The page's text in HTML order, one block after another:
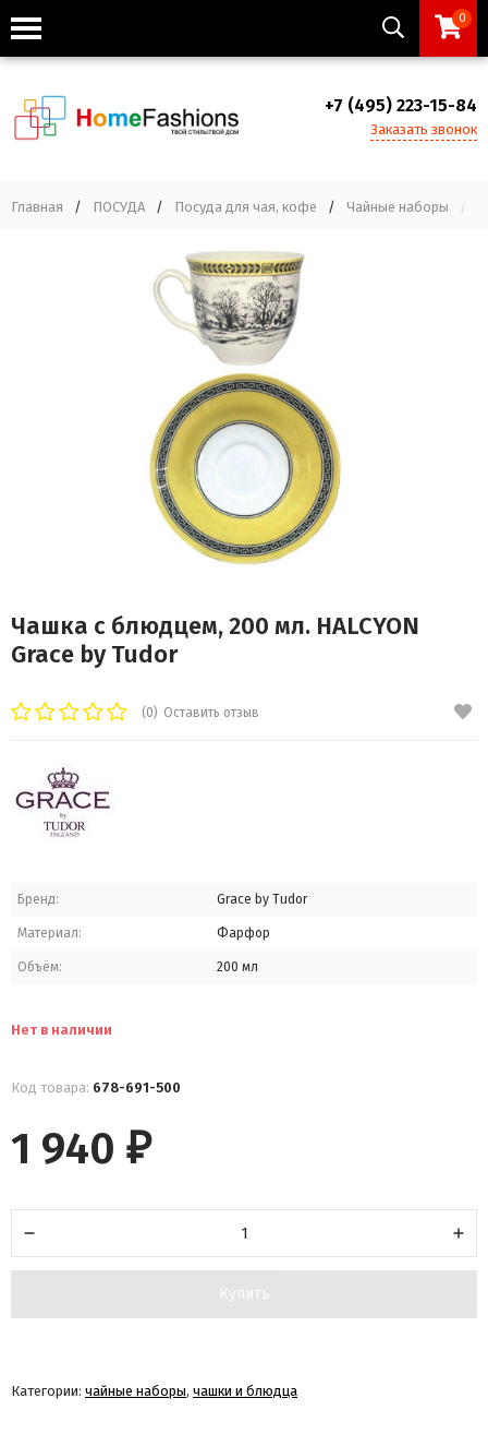
0
+7 (495) 223-15-84
Заказать звонок
Главная / ПОСУДА / Посуда для чая, кофе / Чайные наборы /
Чашка с блюдцем, 200 мл. HALCYON
Grace by Tudor
(0) Оставить отзыв
Бренд: Grace by Tudor
Материал: Фарфор
Объём: 200 мл
Нет в наличии
Код товара: 678-691-500
1 940 ₽
Купить
Категории: чайные наборы, чашки и блюдца